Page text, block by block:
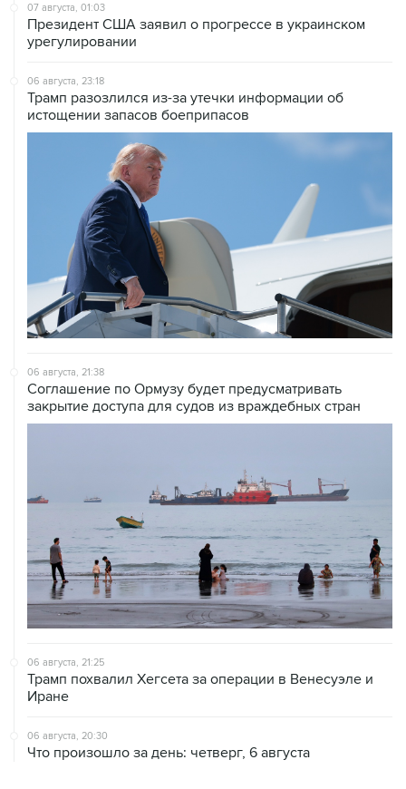
07 августа, 01:03
Президент США заявил о прогрессе в украинском
урегулировании
06 августа, 23:18
Трамп разозлился из-за утечки информации об
истощении запасов боеприпасов
06 августа, 21:38
Соглашение по Ормузу будет предусматривать
закрытие доступа для судов из враждебных стран
06 августа, 21:25
Трамп похвалил Хегсета за операции в Венесуэле и
Иране
06 августа, 20:30
Что произошло за день: четверг, 6 августа